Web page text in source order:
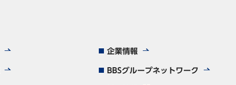
企業情報
BBSグループネットワーク